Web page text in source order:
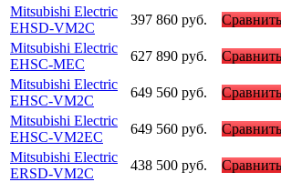
Mitsubishi Electric
EHSD-VM2C
397 860 руб. Сравнить
Mitsubishi Electric
EHSC-MEC
627 890 руб. Сравнить
Mitsubishi Electric
EHSC-VM2C
649 560 руб. Сравнить
Mitsubishi Electric
EHSC-VM2EC
649 560 руб. Сравнить
Mitsubishi Electric
ERSD-VM2C
438 500 руб. Сравнить